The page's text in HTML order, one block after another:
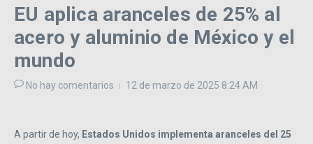
EU aplica aranceles de 25% al
acero y aluminio de México y el
mundo
No hay comentarios 12 de marzo de 2025 8:24 AM
A partir de hoy, Estados Unidos implementa aranceles del 25